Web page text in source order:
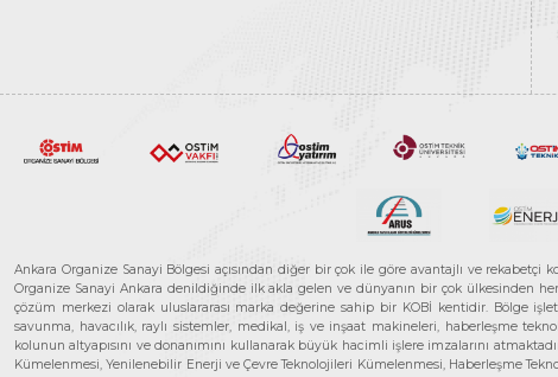
Ankara Organize Sanayi Bölgesi açısından diğer bir çok ile göre avantajlı ve rekabetçi
Organize Sanayi Ankara denildiğinde ilk akla gelen ve dünyanın bir çok ülkesinden her
çözüm merkezi olarak uluslararası marka değerine sahip bir KOBİ kentidir. Bölge
savunma, havacılık, raylı sistemler, medikal, iş ve inşaat makineleri, haberleşme
kolunun altyapısını ve donanımını kullanarak büyük hacimli işlere imzalarını
Kümelenmesi, Yenilenebilir Enerji ve Çevre Teknolojileri Kümelenmesi, Haberleşme